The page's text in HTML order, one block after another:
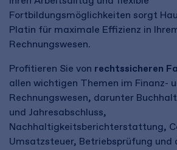
Fortbildungsmöglichkeiten sorgt
Platin für maximale Effizienz in
Rechnungswesen.
Profitieren Sie von rechtssicheren
allen wichtigen Themen im Finanz-
Rechnungswesen, darunter
und Jahresabschluss,
Nachhaltigkeitsberichterstattung,
Umsatzsteuer, Betriebsprüfung und